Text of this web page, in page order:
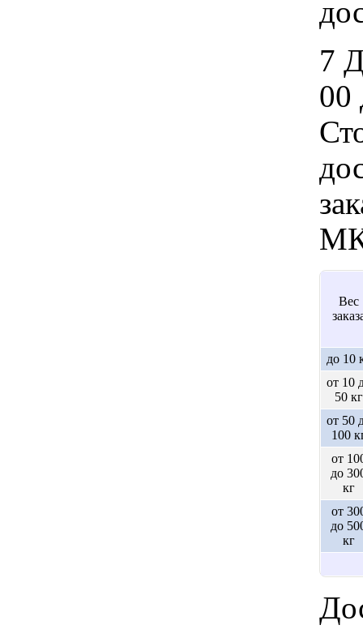
7
00
Вес
до 10
от 10
50 кг
от 50
100
от
до
кг
от
до
кг